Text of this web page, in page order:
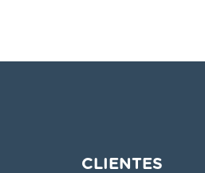
CLIENTES